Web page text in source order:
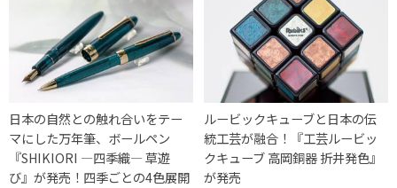
日本の自然との触れ合いをテー
マにした万年筆、ボールペン
『SHIKIORI ―四季織― 草遊
び』が発売！四季ごとの4色展開
ルービックキューブと日本の伝
統工芸が融合！『工芸ルービッ
クキューブ 高岡銅器 折井発色』
が発売